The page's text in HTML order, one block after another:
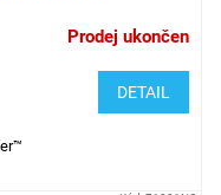
Prodej ukončen
DETAIL